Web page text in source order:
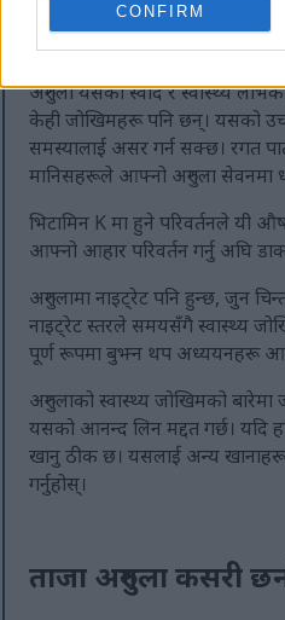
CONFIRM
अरुगुला खाने
अरुगुला यसको स्वाद र स्वास्थ्य
केही जोखिमहरू पनि छन्। यसको
समस्यालाई असर गर्न सक्छ। रगत
मानिसहरूले आफ्नो अरुगुला सेवनमा
भिटामिन K मा हुने परिवर्तनले यी
आफ्नो आहार परिवर्तन गर्नु अघि
अरुगुलामा नाइट्रेट पनि हुन्छ, जुन
नाइट्रेट स्तरले समयसँगै स्वास्थ्य
पूर्ण रूपमा बुझ्न थप अध्ययनहरू
अरुगुलाको स्वास्थ्य जोखिमको बारेमा
यसको आनन्द लिन मद्दत गर्छ। यदि
खानु ठीक छ। यसलाई अन्य
गर्नुहोस्।
ताजा अरुगुला कसरी